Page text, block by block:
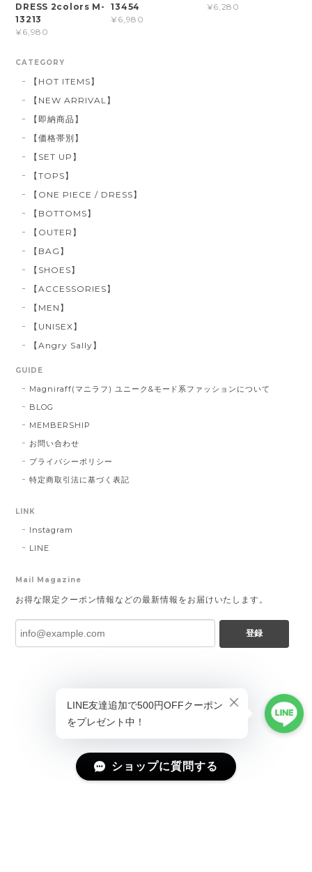
DRESS 2colors M-
13213
¥6,980
13454
¥6,980
¥6,280
CATEGORY
【HOT ITEMS】
【NEW ARRIVAL】
【即納商品】
【価格帯別】
【SET UP】
【TOPS】
【ONE PIECE / DRESS】
【BOTTOMS】
【OUTER】
【BAG】
【SHOES】
【ACCESSORIES】
【MEN】
【UNISEX】
【Angry Sally】
GUIDE
Magniraff(マニラフ) ユニーク&モード系ファッションについて
BLOG
MEMBERSHIP
お問い合わせ
プライバシーポリシー
特定商取引法に基づく表記
LINK
Instagram
LINE
Mail Magazine
お得な限定クーポン情報などの最新情報をお届けいたします。
登録
ショップに質問する